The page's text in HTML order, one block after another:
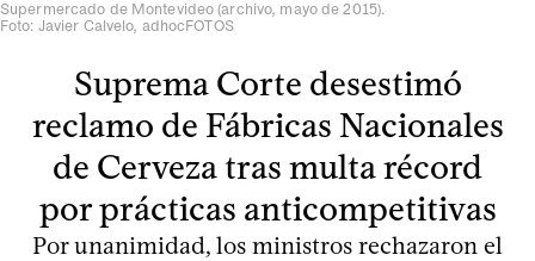
Supermercado de Montevideo (archivo, mayo de 2015).
Foto: Javier Calvelo, adhocFOTOS
Suprema Corte desestimó
reclamo de Fábricas Nacionales
de Cerveza tras multa récord
por prácticas anticompetitivas
Por unanimidad, los ministros rechazaron el